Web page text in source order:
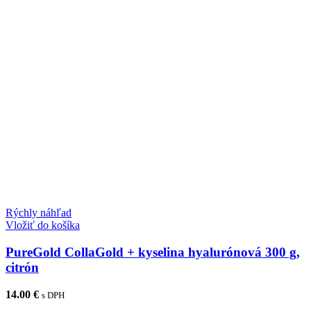
Rýchly náhľad
Vložiť do košíka
PureGold CollaGold + kyselina hyalurónová 300 g,
citrón
14.00 € s DPH